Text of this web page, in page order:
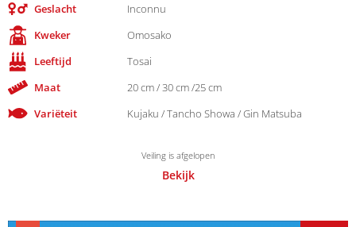
Geslacht
Inconnu
Kweker
Omosako
Leeftijd
Tosai
Maat
20 cm / 30 cm /25 cm
Variëteit
Kujaku / Tancho Showa / Gin Matsuba
Veiling is afgelopen
Bekijk